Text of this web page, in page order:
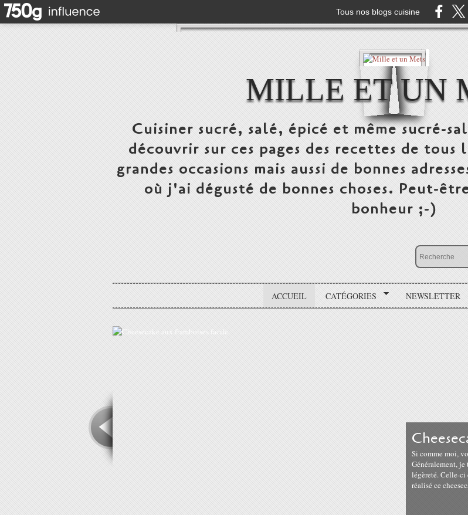
Tous nos blogs cuisine
MILLE ET UN
Cuisiner sucré, salé, épicé et même sucré-
découvrir sur ces pages des recettes de
grandes occasions mais aussi de bonnes
où j'ai dégusté de bonnes choses. Peut-
bonheur ;-)
ACCUEIL CATÉGORIES NEWSLETTER
Si comme moi,
Généralement, je
légèreté. Celle-ci
réalisé ce